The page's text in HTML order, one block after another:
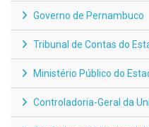
Governo de Pernambuco
Tribunal de Contas do
Ministério Público do
Controladoria-Geral da